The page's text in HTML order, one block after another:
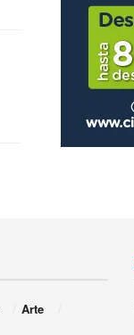
Arte